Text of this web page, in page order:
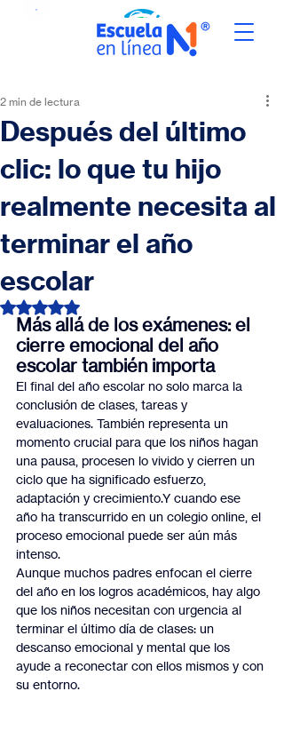
Después del último
clic: lo que tu hijo
realmente necesita al
terminar el año
escolar
2 min de lectura
Obtuvo NaN de 5 estrellas.
Más allá de los exámenes: el
cierre emocional del año
escolar también importa
El final del año escolar no solo marca la
conclusión de clases, tareas y
evaluaciones. También representa un
momento crucial para que los niños hagan
una pausa, procesen lo vivido y cierren un
ciclo que ha significado esfuerzo,
adaptación y crecimiento.Y cuando ese
año ha transcurrido en un colegio online, el
proceso emocional puede ser aún más
intenso.
Aunque muchos padres enfocan el cierre
del año en los logros académicos, hay algo
que los niños necesitan con urgencia al
terminar el último día de clases: un
descanso emocional y mental que los
ayude a reconectar con ellos mismos y con
su entorno.